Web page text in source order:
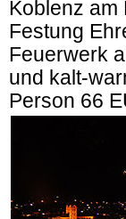
Koblenz am
Festung
Feuerwerk
und kalt-
Person 66